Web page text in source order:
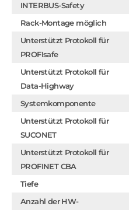
INTERBUS-Safety
Rack-Montage möglich
Unterstützt Protokoll für
PROFIsafe
Unterstützt Protokoll für
Data-Highway
Systemkomponente
Unterstützt Protokoll für
SUCONET
Unterstützt Protokoll für
PROFINET CBA
Tiefe
Anzahl der HW-